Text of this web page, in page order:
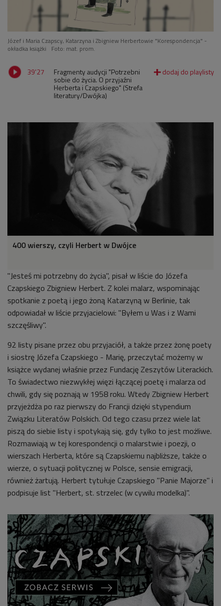
Józef i Maria Czapscy, Katarzyna i Zbigniew Herbertowie "Korespondencja" -
okładka książki
Foto: mat. prom.
39'27 Fragmenty audycji "Potrzebni
sobie do życia. O przyjaźni
Herberta i Czapskiego" (Strefa
literatury/Dwójka)
400 wierszy, czyli Herbert w Dwójce
"Jesteś mi potrzebny do życia", pisał w liście do Józefa
Czapskiego Zbigniew Herbert. Z kolei malarz, wspominając
spotkanie z poetą i jego żoną Katarzyną w Berlinie, tak
odpowiadał w liście przyjacielowi: "Byłem u Was i z Wami
szczęśliwy".
92 listy pisane przez obu przyjaciół, a także przez żonę poety
i siostrę Józefa Czapskiego - Marię, przeczytać możemy w
książce wydanej właśnie przez Fundację Zeszytów Literackich.
To świadectwo niezwykłej więzi łączącej poetę i malarza od
chwili, gdy się poznają w 1958 roku. Wtedy Zbigniew Herbert
przyjeżdża po raz pierwszy do Francji dzięki stypendium
Związku Literatów Polskich. Od tego czasu przez wiele lat
piszą do siebie listy i spotykają się, gdy tylko to jest możliwe.
Rozmawiają w tej korespondencji o malarstwie i poezji, o
wierszach Herberta, które są Czapskiemu najbliższe, także o
wierze, o sytuacji politycznej w Polsce, sensie emigracji,
również żartują. Herbert tytułuje Czapskiego "Panie Majorze" i
podpisuje list "Herbert, st. strzelec (w cywilu modelka)".